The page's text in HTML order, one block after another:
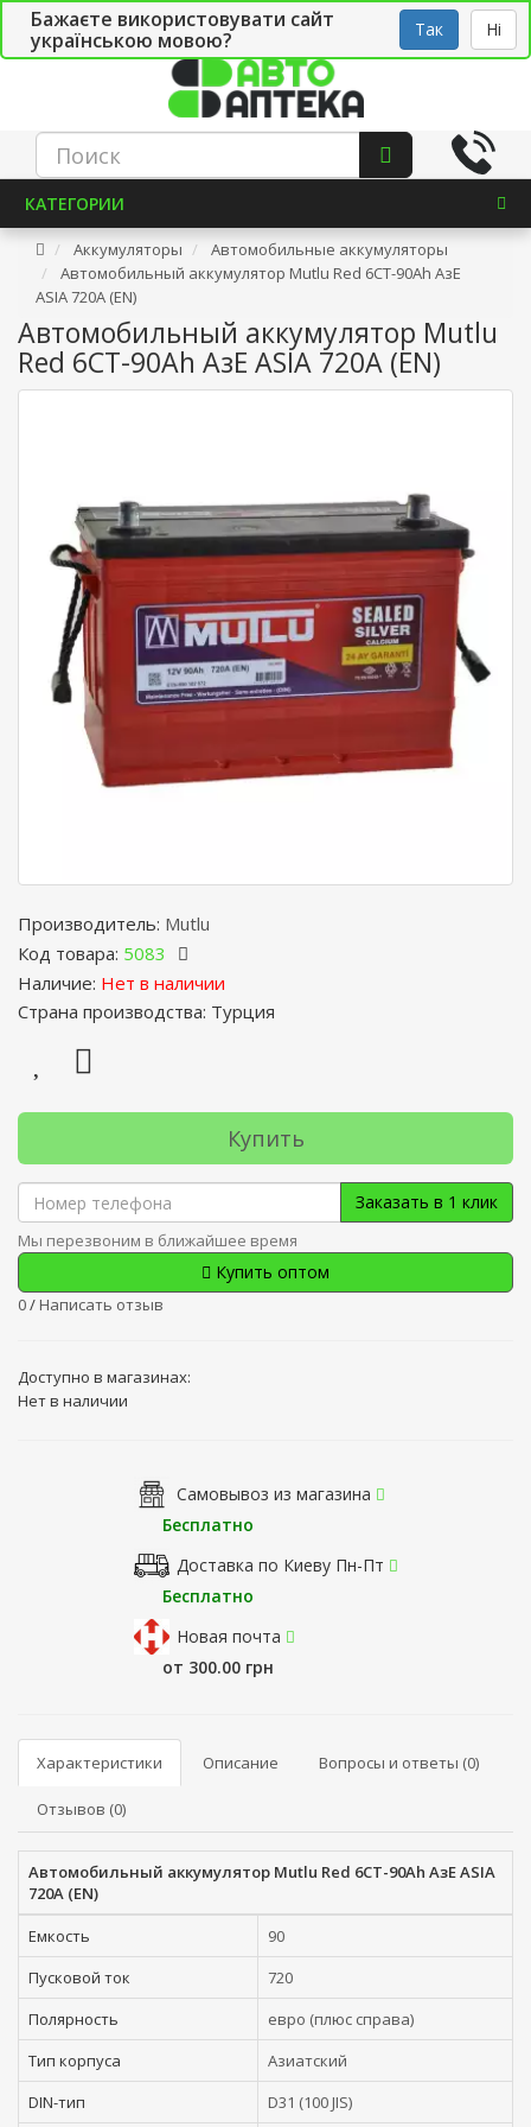
Бажаєте використовувати сайт
українською мовою?
Так Ні
СТО Укр
КАТЕГОРИИ
Аккумуляторы
Автомобильные аккумуляторы
Автомобильный аккумулятор Mutlu Red 6СТ-90Ah АзЕ
ASIA 720A (EN)
Автомобильный аккумулятор Mutlu
Red 6СТ-90Ah АзЕ ASIA 720A (EN)
Производитель: Mutlu
Код товара: 5083
Наличие: Нет в наличии
Страна производства: Турция
Купить
Заказать в 1 клик
Мы перезвоним в ближайшее время
Купить оптом
0/ Написать отзыв
Доступно в магазинах:
Нет в наличии
Самовывоз из магазина
Бесплатно
Доставка по Киеву Пн-Пт
Бесплатно
Новая почта
от 300.00 грн
Характеристики Описание Вопросы и ответы (0)
Отзывов (0)
Автомобильный аккумулятор Mutlu Red 6СТ-90Ah АзЕ ASIA
720A (EN)
Емкость
90
Пусковой ток
720
Полярность
евро (плюс справа)
Тип корпуса
Азиатский
DIN-тип
D31 (100 JIS)